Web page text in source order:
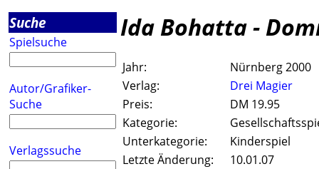
Suche
Spielsuche
Autor/Grafiker-
Suche
Verlagssuche
Ida Bohatta -
Jahr:
Nürnberg 2000
Verlag:
Drei Magier
Preis:
DM 19.95
Kategorie:
Unterkategorie:
Kinderspiel
Letzte Änderung:
10.01.07